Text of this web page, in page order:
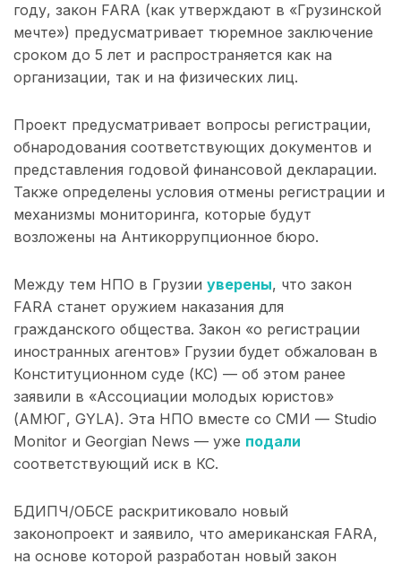
году, закон FARA (как утверждают в «Грузинской
мечте») предусматривает тюремное заключение
сроком до 5 лет и распространяется как на
организации, так и на физических лиц.
Проект предусматривает вопросы регистрации,
обнародования соответствующих документов и
представления годовой финансовой декларации.
Также определены условия отмены регистрации и
механизмы мониторинга, которые будут
возложены на Антикоррупционное бюро.
Между тем НПО в Грузии уверены, что закон
FARA станет оружием наказания для
гражданского общества. Закон «о регистрации
иностранных агентов» Грузии будет обжалован в
Конституционном суде (КС) — об этом ранее
заявили в «Ассоциации молодых юристов»
(АМЮГ, GYLA). Эта НПО вместе со СМИ — Studio
Monitor и Georgian News — уже подали
соответствующий иск в КС.
БДИПЧ/ОБСЕ раскритиковало новый
законопроект и заявило, что американская FARA,
на основе которой разработан новый закон